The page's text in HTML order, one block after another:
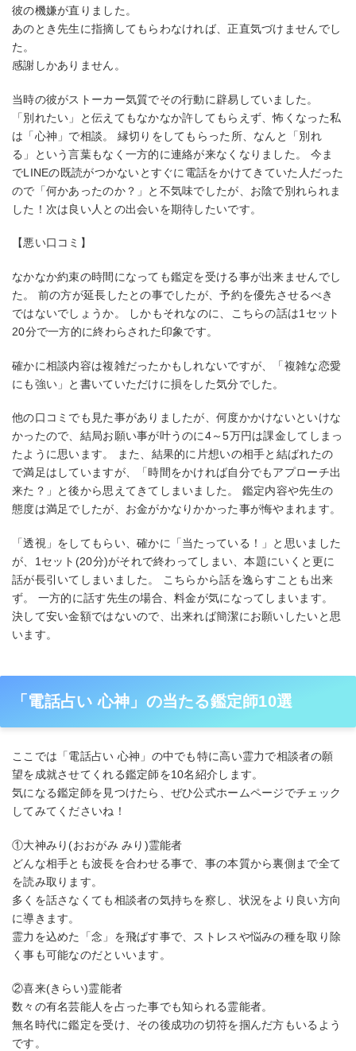
彼の機嫌が直りました。
あのとき先生に指摘してもらわなければ、正直気づけませんでし
た。
感謝しかありません。
当時の彼がストーカー気質でその行動に辟易していました。
「別れたい」と伝えてもなかなか許してもらえず、怖くなった私
は「心神」で相談。 縁切りをしてもらった所、なんと「別れ
る」という言葉もなく一方的に連絡が来なくなりました。 今ま
でLINEの既読がつかないとすぐに電話をかけてきていた人だった
ので「何かあったのか？」と不気味でしたが、お陰で別れられま
した！次は良い人との出会いを期待したいです。
【悪い口コミ】
なかなか約束の時間になっても鑑定を受ける事が出来ませんでし
た。 前の方が延長したとの事でしたが、予約を優先させるべき
ではないでしょうか。 しかもそれなのに、こちらの話は1セット
20分で一方的に終わらされた印象です。
確かに相談内容は複雑だったかもしれないですが、「複雑な恋愛
にも強い」と書いていただけに損をした気分でした。
他の口コミでも見た事がありましたが、何度かかけないといけな
かったので、結局お願い事が叶うのに4～5万円は課金してしまっ
たように思います。 また、結果的に片想いの相手と結ばれたの
で満足はしていますが、「時間をかければ自分でもアプローチ出
来た？」と後から思えてきてしまいました。 鑑定内容や先生の
態度は満足でしたが、お金がかなりかかった事が悔やまれます。
「透視」をしてもらい、確かに「当たっている！」と思いました
が、1セット(20分)がそれで終わってしまい、本題にいくと更に
話が長引いてしまいました。 こちらから話を逸らすことも出来
ず。 一方的に話す先生の場合、料金が気になってしまいます。
決して安い金額ではないので、出来れば簡潔にお願いしたいと思
います。
「電話占い 心神」の当たる鑑定師10選
ここでは「電話占い 心神」の中でも特に高い霊力で相談者の願
望を成就させてくれる鑑定師を10名紹介します。
気になる鑑定師を見つけたら、ぜひ公式ホームページでチェック
してみてくださいね！
①大神みり(おおがみ みり)霊能者
どんな相手とも波長を合わせる事で、事の本質から裏側まで全て
を読み取ります。
多くを話さなくても相談者の気持ちを察し、状況をより良い方向
に導きます。
霊力を込めた「念」を飛ばす事で、ストレスや悩みの種を取り除
く事も可能なのだといいます。
②喜来(きらい)霊能者
数々の有名芸能人を占った事でも知られる霊能者。
無名時代に鑑定を受け、その後成功の切符を掴んだ方もいるよう
です。